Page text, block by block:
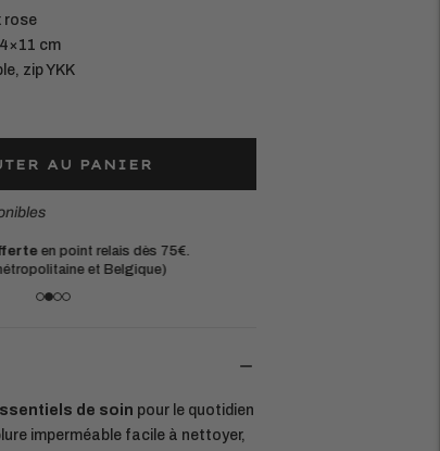
rose
cm
zip YKK
AU PANIER
en point relais dès 75€.
et Belgique)
de soin pour le quotidien
imperméable facile à nettoyer,